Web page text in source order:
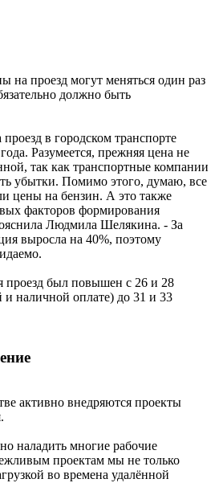
на проезд могут меняться один раз
должно быть
в городском транспорте
Разумеется, прежняя цена не
так как транспортные компании
убытки. Помимо этого, думаю, все
цены на бензин. А это также
факторов формирования
Людмила Шелякина. - За
выросла на 40%, поэтому
был повышен с 26 и 28
и наличной оплате) до 31 и 33
активно внедряются проекты
наладить многие рабочие
проектам мы не только
во времена удалённой